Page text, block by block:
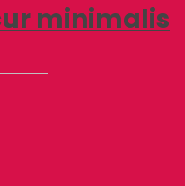
minimalis